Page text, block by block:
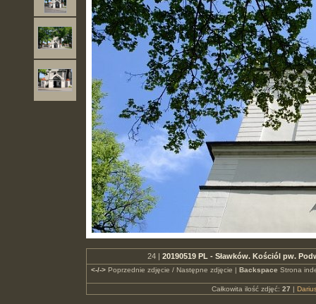
24 | 20190519 PL - Sławków. Kościól pw.
<-/->Poprzednie zdjęcie / Następne zdjęcie | Backspace Strona
Całkowita ilość zdjęć: 27 |